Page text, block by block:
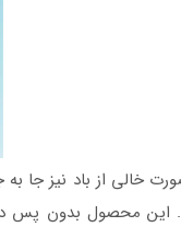
خالی از باد نیز جا
محصول بدون پس